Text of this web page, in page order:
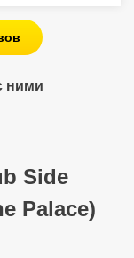
ними
Side
Palace)